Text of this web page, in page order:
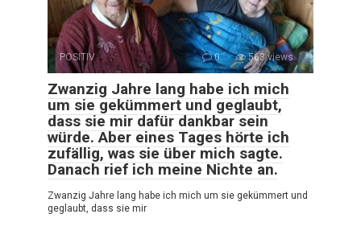
POSITIV 0 563 views
Zwanzig Jahre lang habe ich mich
um sie gekümmert und geglaubt,
dass sie mir dafür dankbar sein
würde. Aber eines Tages hörte ich
zufällig, was sie über mich sagte.
Danach rief ich meine Nichte an.
Zwanzig Jahre lang habe ich mich um sie gekümmert und
geglaubt, dass sie mir